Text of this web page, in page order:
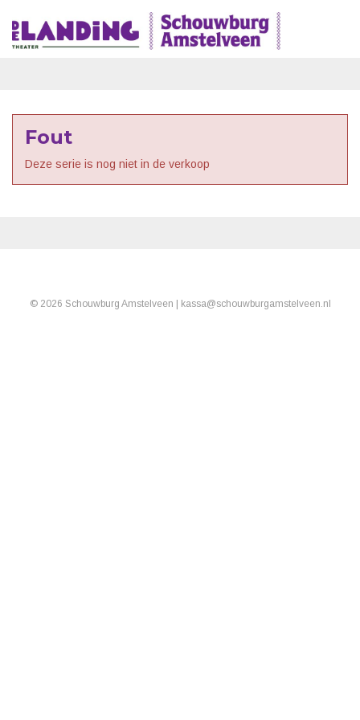
Fout
Deze serie is nog niet in de verkoop
© 2026 Schouwburg Amstelveen | kassa@schouwburgamstelveen.nl